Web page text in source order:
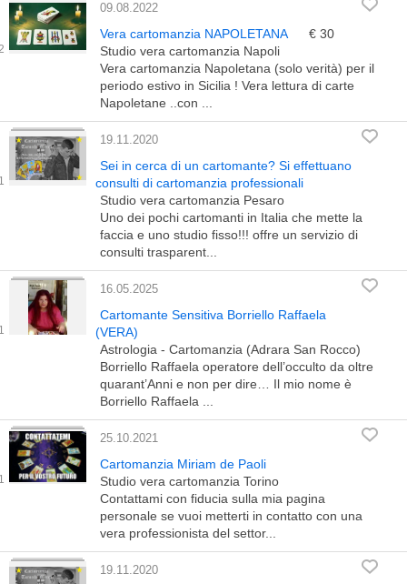
09.08.2022
Vera cartomanzia NAPOLETANA
€ 30
Studio vera cartomanzia Napoli
Vera cartomanzia Napoletana (solo verità) per il
periodo estivo in Sicilia ! Vera lettura di carte
Napoletane ..con ...
19.11.2020
Sei in cerca di un cartomante? Si effettuano
consulti di cartomanzia professionali
Studio vera cartomanzia Pesaro
Uno dei pochi cartomanti in Italia che mette la
faccia e uno studio fisso!!! offre un servizio di
consulti trasparent...
16.05.2025
Cartomante Sensitiva Borriello Raffaela
(VERA)
Astrologia - Cartomanzia (Adrara San Rocco)
Borriello Raffaela operatore dell’occulto da oltre
quarant’Anni e non per dire… Il mio nome è
Borriello Raffaela ...
25.10.2021
Cartomanzia Miriam de Paoli
Studio vera cartomanzia Torino
Contattami con fiducia sulla mia pagina
personale se vuoi metterti in contatto con una
vera professionista del settor...
19.11.2020